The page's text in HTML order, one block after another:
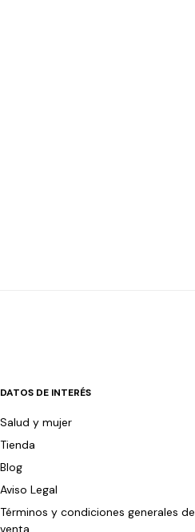
DATOS DE INTERÉS
Salud y mujer
Tienda
Blog
Aviso Legal
Términos y condiciones generales de
venta